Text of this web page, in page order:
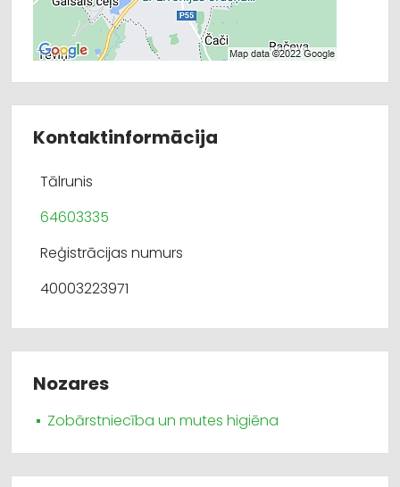
Kontaktinformācija
Tālrunis
64603335
Reģistrācijas numurs
40003223971
Nozares
Zobārstniecība un mutes higiēna